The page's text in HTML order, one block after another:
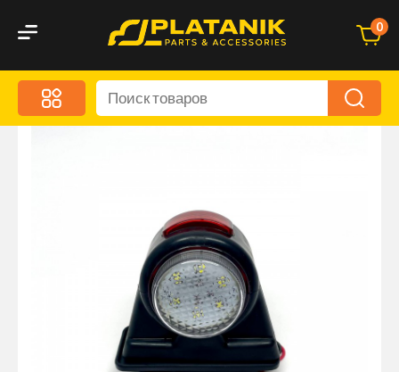
0
Меню
Акционные предложения
Автохимия и уход
Оптика и светотехника
Запчасти кузова и зеркала
Малый коммерческий транспорт